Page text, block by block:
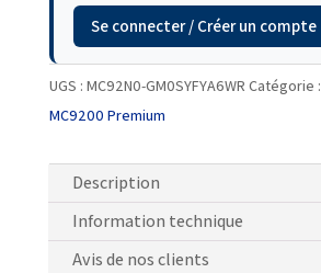
Se connecter / Créer un compte
UGS : MC92N0-GM0SYFYA6WR Catégorie :
MC9200 Premium
Description
Information technique
Avis de nos clients